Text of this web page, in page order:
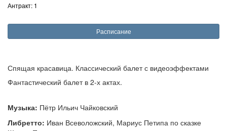
Антракт: 1
Расписание
Спящая красавица. Классический балет с видеоэффектами
Фантастический балет в 2-х актах.
Музыка: Пётр Ильич Чайковский
Либретто: Иван Всеволожский, Мариус Петипа по сказке